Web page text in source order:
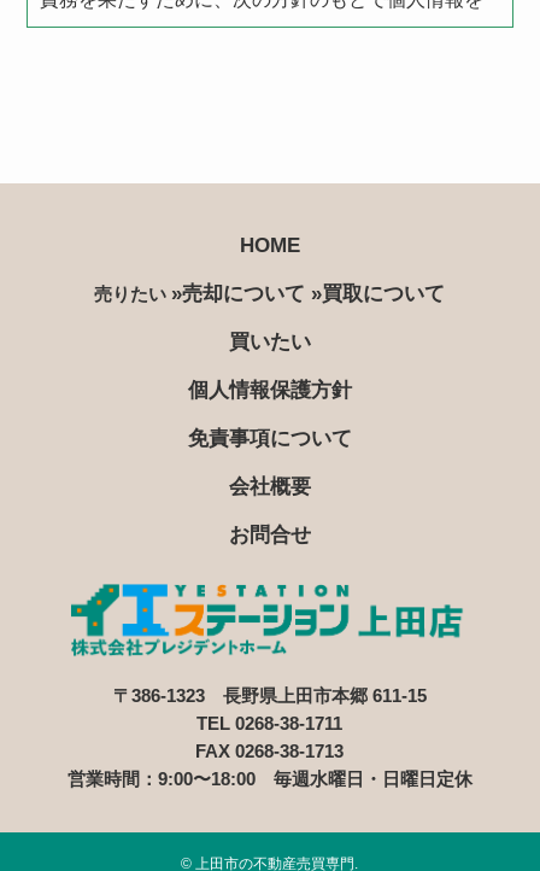
取り扱います。
個人情報の取扱いに関する規程を明確にし、従業者
に個人情報を取り扱うように要請します。
知又は公表し、その利用目的に従って個人情報を取
必要な対策を講じて適切な管理を行います。
示、訂正、削除、利用停止の依頼を所定の窓口でお
受けして、誠意をもって対応します。
当社は、お客様との取引やサービスを提供するため
あります。委託する場合には、適正な取扱いを確保
するための契約締結、実施状況の点検などを行いま
す。
3. 第三者への開示・提供
当社は、「2. 個人情報の預託」に記載した外部委託
先への提供の場合及び以下のいずれかに該当する場
合を除き、個人情報を第三者へ開示又は提供しませ
HOME
売りたい »売却について »買取について
買いたい
個人情報保護方針
免責事項について
会社概要
お問合せ
〒386-1323 長野県上田市本郷 611-15
TEL 0268-38-1711
FAX 0268-38-1713
営業時間：9:00〜18:00 毎週水曜日・日曜日定休
© 上田市の不動産売買専門.